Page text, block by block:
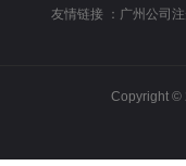
友情链接 ： 广州公司
Copyright ©